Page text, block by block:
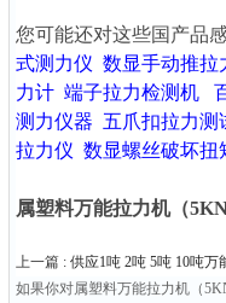
您可能还对这些国产品
式测力仪 数显手动推拉
力计 端子拉力检测机
测力仪器 五爪扣拉力测
拉力仪 数显螺丝破坏扭
属塑料万能拉力机（
上一篇 : 供应1吨 2吨 5吨 10吨
如果你对属塑料万能拉力机（